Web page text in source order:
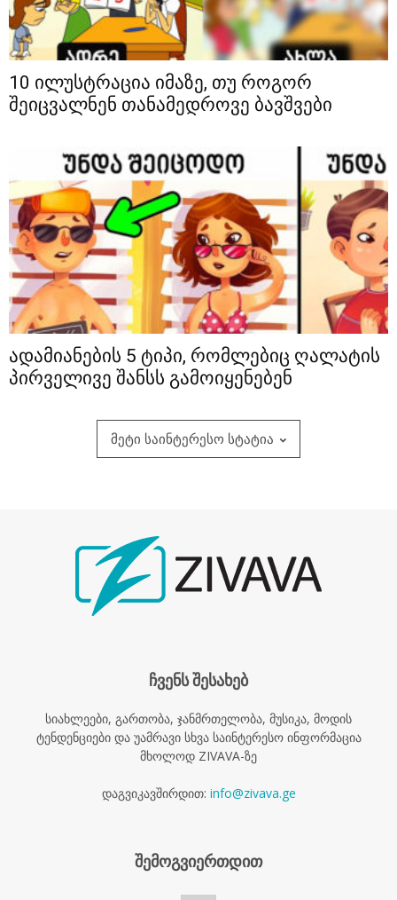
10 ილუსტრაცია იმაზე, თუ როგორ
შეიცვალნენ თანამედროვე ბავშვები
ადამიანების 5 ტიპი, რომლებიც ღალატის
პირველივე შანსს გამოიყენებენ
მეტი საინტერესო სტატია
ჩვენს შესახებ
სიახლეები, გართობა, ჯანმრთელობა, მუსიკა, მოდის
ტენდენციები და უამრავი სხვა საინტერესო ინფორმაცია
მხოლოდ ZIVAVA-ზე
დაგვიკავშირდით: info@zivava.ge
შემოგვიერთდით